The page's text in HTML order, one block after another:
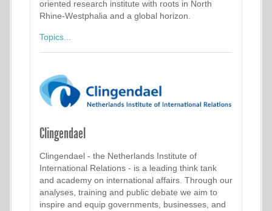
oriented research institute with roots in North
Rhine-Westphalia and a global horizon.
Topics...
Clingendael
Clingendael - the Netherlands Institute of
International Relations - is a leading think tank
and academy on international affairs. Through our
analyses, training and public debate we aim to
inspire and equip governments, businesses, and